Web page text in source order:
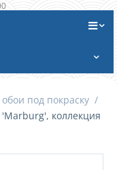
под покраску /
коллекция